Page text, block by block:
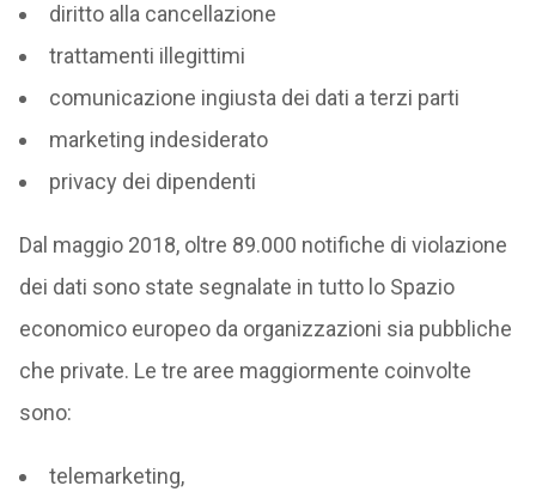
diritto alla cancellazione
trattamenti illegittimi
comunicazione ingiusta dei dati a terzi parti
marketing indesiderato
privacy dei dipendenti
Dal maggio 2018, oltre 89.000 notifiche di violazione
dei dati sono state segnalate in tutto lo Spazio
economico europeo da organizzazioni sia pubbliche
che private. Le tre aree maggiormente coinvolte
sono:
telemarketing,